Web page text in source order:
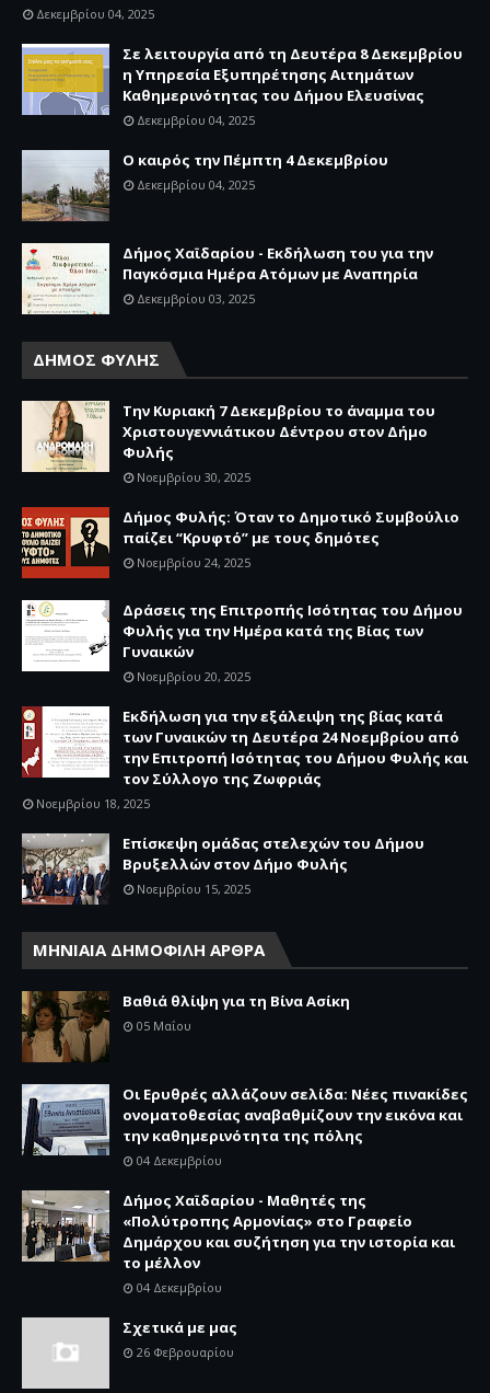
Δεκεμβρίου 04, 2025
Σε λειτουργία από τη Δευτέρα 8 Δεκεμβρίου
η Υπηρεσία Εξυπηρέτησης Αιτημάτων
Καθημερινότητας του Δήμου Ελευσίνας
Δεκεμβρίου 04, 2025
Ο καιρός την Πέμπτη 4 Δεκεμβρίου
Δεκεμβρίου 04, 2025
Δήμος Χαϊδαρίου - Εκδήλωση του για την
Παγκόσμια Ημέρα Ατόμων με Αναπηρία
Δεκεμβρίου 03, 2025
ΔΗΜΟΣ ΦΥΛΗΣ
Την Κυριακή 7 Δεκεμβρίου το άναμμα του
Χριστουγεννιάτικου Δέντρου στον Δήμο
Φυλής
Νοεμβρίου 30, 2025
Δήμος Φυλής: Όταν το Δημοτικό Συμβούλιο
παίζει “Κρυφτό” με τους δημότες
Νοεμβρίου 24, 2025
Δράσεις της Επιτροπής Ισότητας του Δήμου
Φυλής για την Ημέρα κατά της Βίας των
Γυναικών
Νοεμβρίου 20, 2025
Εκδήλωση για την εξάλειψη της βίας κατά
των Γυναικών τη Δευτέρα 24 Νοεμβρίου από
την Επιτροπή Ισότητας του Δήμου Φυλής και
τον Σύλλογο της Ζωφριάς
Νοεμβρίου 18, 2025
Επίσκεψη ομάδας στελεχών του Δήμου
Βρυξελλών στον Δήμο Φυλής
Νοεμβρίου 15, 2025
ΜΗΝΙΑΙΑ ΔΗΜΟΦΙΛΗ ΑΡΘΡΑ
Βαθιά θλίψη για τη Βίνα Ασίκη
05 Μαΐου
Οι Ερυθρές αλλάζουν σελίδα: Νέες πινακίδες
ονοματοθεσίας αναβαθμίζουν την εικόνα και
την καθημερινότητα της πόλης
04 Δεκεμβρίου
Δήμος Χαϊδαρίου - Μαθητές της
«Πολύτροπης Αρμονίας» στο Γραφείο
Δημάρχου και συζήτηση για την ιστορία και
το μέλλον
04 Δεκεμβρίου
Σχετικά με μας
26 Φεβρουαρίου